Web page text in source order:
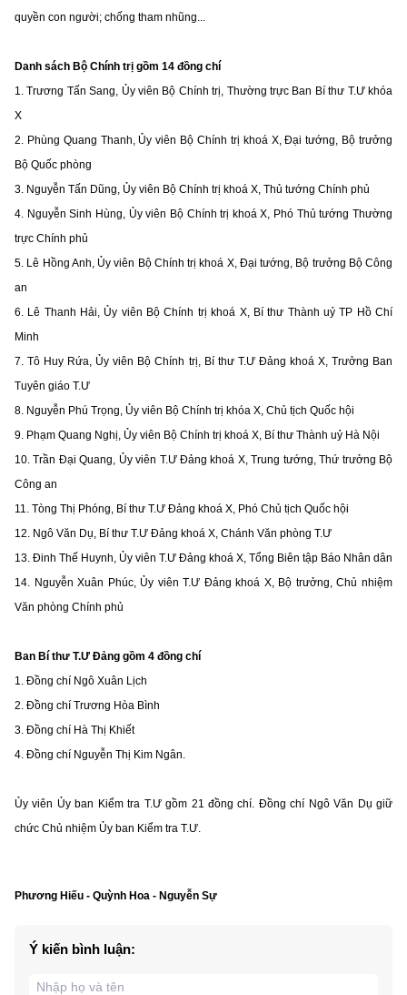
quyền con người; chống tham nhũng...
Danh sách Bộ Chính trị gồm 14 đồng chí
1. Trương Tấn Sang, Ủy viên Bộ Chính trị, Thường trực Ban Bí thư T.Ư khóa
X
2. Phùng Quang Thanh, Ủy viên Bộ Chính trị khoá X, Đại tướng, Bộ trưởng
Bộ Quốc phòng
3. Nguyễn Tấn Dũng, Ủy viên Bộ Chính trị khoá X, Thủ tướng Chính phủ
4. Nguyễn Sinh Hùng, Ủy viên Bộ Chính trị khoá X, Phó Thủ tướng Thường
trực Chính phủ
5. Lê Hồng Anh, Ủy viên Bộ Chính trị khoá X, Đại tướng, Bộ trưởng Bộ Công
an
6. Lê Thanh Hải, Ủy viên Bộ Chính trị khoá X, Bí thư Thành uỷ TP Hồ Chí
Minh
7. Tô Huy Rứa, Ủy viên Bộ Chính trị, Bí thư T.Ư Đảng khoá X, Trưởng Ban
Tuyên giáo T.Ư
8. Nguyễn Phú Trọng, Ủy viên Bộ Chính trị khóa X, Chủ tịch Quốc hội
9. Phạm Quang Nghị, Ủy viên Bộ Chính trị khoá X, Bí thư Thành uỷ Hà Nội
10. Trần Đại Quang, Ủy viên T.Ư Đảng khoá X, Trung tướng, Thứ trưởng Bộ
Công an
11. Tòng Thị Phóng, Bí thư T.Ư Đảng khoá X, Phó Chủ tịch Quốc hội
12. Ngô Văn Dụ, Bí thư T.Ư Đảng khoá X, Chánh Văn phòng T.Ư
13. Đinh Thế Huynh, Ủy viên T.Ư Đảng khoá X, Tổng Biên tập Báo Nhân dân
14. Nguyễn Xuân Phúc, Ủy viên T.Ư Đảng khoá X, Bộ trưởng, Chủ nhiệm
Văn phòng Chính phủ
Ban Bí thư T.Ư Đảng gồm 4 đồng chí
1. Đồng chí Ngô Xuân Lịch
2. Đồng chí Trương Hòa Bình
3. Đồng chí Hà Thị Khiết
4. Đồng chí Nguyễn Thị Kim Ngân.
Ủy viên Ủy ban Kiểm tra T.Ư gồm 21 đồng chí. Đồng chí Ngô Văn Dụ giữ
chức Chủ nhiệm Ủy ban Kiểm tra T.Ư.
Phương Hiếu - Quỳnh Hoa - Nguyễn Sự
Ý kiến bình luận: